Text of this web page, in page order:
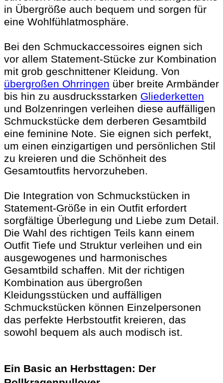
in Übergröße auch bequem und sorgen für
eine Wohlfühlatmosphäre.
Bei den Schmuckaccessoires eignen sich
vor allem Statement-Stücke zur Kombination
mit grob geschnittener Kleidung. Von
übergroßen Ohrringen über breite Armbänder
bis hin zu ausdrucksstarken Gliederketten
und Bolzenringen verleihen diese auffälligen
Schmuckstücke dem derberen Gesamtbild
eine feminine Note. Sie eignen sich perfekt,
um einen einzigartigen und persönlichen Stil
zu kreieren und die Schönheit des
Gesamtoutfits hervorzuheben.
Die Integration von Schmuckstücken in
Statement-Größe in ein Outfit erfordert
sorgfältige Überlegung und Liebe zum Detail.
Die Wahl des richtigen Teils kann einem
Outfit Tiefe und Struktur verleihen und ein
ausgewogenes und harmonisches
Gesamtbild schaffen. Mit der richtigen
Kombination aus übergroßen
Kleidungsstücken und auffälligen
Schmuckstücken können Einzelpersonen
das perfekte Herbstoutfit kreieren, das
sowohl bequem als auch modisch ist.
Ein Basic an Herbsttagen: Der